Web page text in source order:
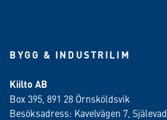
BYGG & INDUSTRILIM
Kiilto AB
Box 395, 891 28 Örnsköldsvik
Besöksadress: Kavelvägen 7, Själevad